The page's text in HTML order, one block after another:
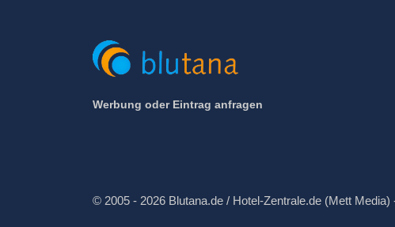
Werbung oder Eintrag anfragen
© 2005 - 2026 Blutana.de / Hotel-Zentrale.de (Mett Media)